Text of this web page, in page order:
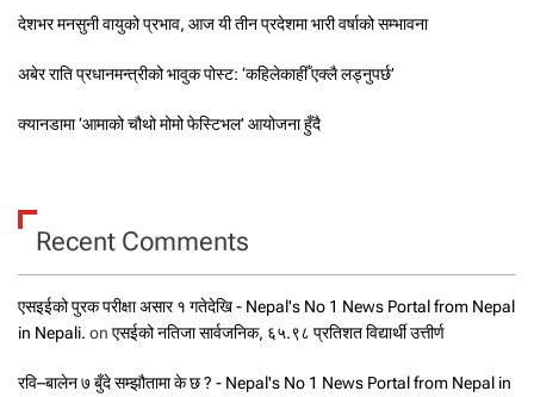
देशभर मनसुनी वायुको प्रभाव, आज यी तीन प्रदेशमा भारी वर्षाको सम्भावना
अबेर राति प्रधानमन्त्रीको भावुक पोस्ट: ‘कहिलेकाहीँ एक्लै लड्नुपर्छ’
क्यानडामा ‘आमाको चौथो मोमो फेस्टिभल’ आयोजना हुँदै
Recent Comments
एसइईको पुरक परीक्षा असार १ गतेदेखि - Nepal's No 1 News Portal from Nepal
in Nepali. on एसईको नतिजा सार्वजनिक, ६५.९८ प्रतिशत विद्यार्थी उत्तीर्ण
रवि–बालेन ७ बुँदे सम्झौतामा के छ ? - Nepal's No 1 News Portal from Nepal in